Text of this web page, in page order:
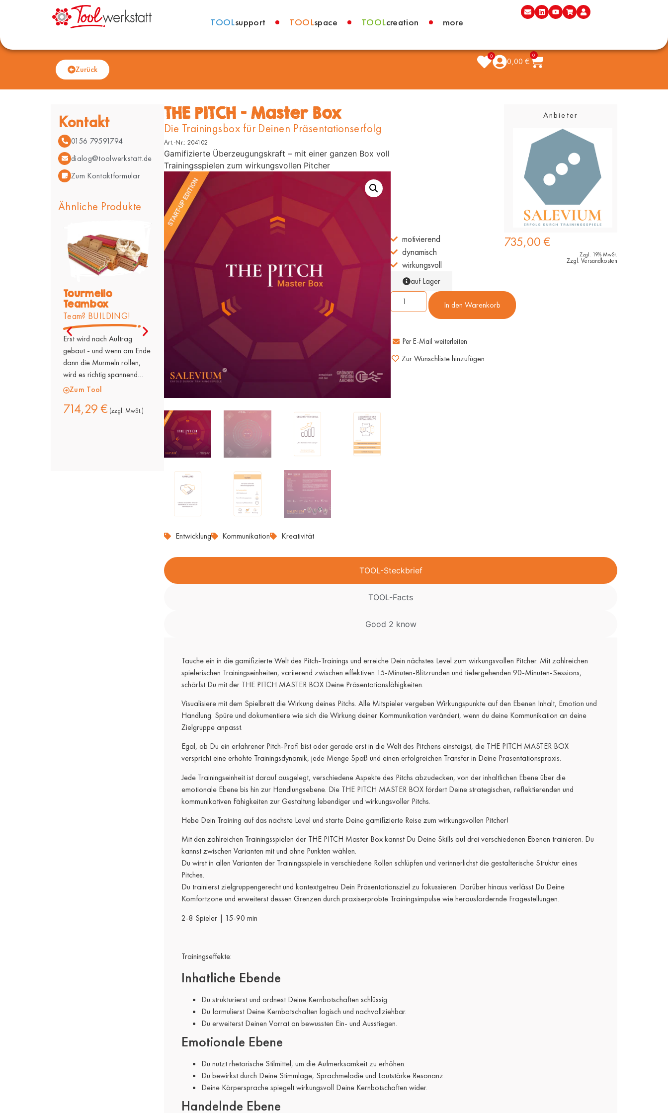
TOOLsupport TOOLspace TOOLcreation more
Zurück
0
0,00€
0
Kontakt
0156 79591794
dialog@toolwerkstatt.de
Zum Kontaktformular
Ähnliche Produkte
Tourmello
Teambox
Team? BUILDING!
Erst wird nach Auftrag
gebaut - und wenn am Ende
dann die Murmeln rollen,
wird es richtig spannend…
Zum Tool
714,29€ (zzgl. MwSt.)
PREMIUM – 3er-Set
Energie und
Konzentration hoch3
Hochwertige und geBALLte
Hand. Flexibel und spontan
einsatzbar.
Zum Tool
20,17 (zzgl. MwSt.)
Klassik – 3er Set
Konzentration im 3er-
Die geBALLte Ladung
Challenge und Emotion - ob
als 1- oder 2- Ball-
Zum Tool
15,00 €(zzgl. MwSt.)
Jonglierbälle
Klassik – 30er
Team-Set
Die flexible TEAM-
Challenge - Aktivierung,
Emotion und Reflexion - ob
120,00
Brückenbau ROT
Gemeinsam Distanzen
Mit dieser Kreativ-Idee von
sich ganz wunderbar
THE PITCH – Master Box
Die Trainingsbox für Deinen Präsentationserfolg
Art.-Nr.: 204102
Gamifizierte Überzeugungskraft – mit einer ganzen Box voll
Trainingsspielen zum wirkungsvollen Pitcher
Entwicklung Kommunikation Kreativität
Anbieter
motivierend
dynamisch
wirkungsvoll
auf Lager
735,00€
Zzgl. 19% MwSt.
Zzgl. Versandkosten
In den Warenkorb
Per E-Mail weiterleiten
Zur Wunschliste hinzufügen
TOOL-Steckbrief
TOOL-Facts
Good 2 know
Tauche ein in die gamifizierte Welt des Pitch-Trainings und erreiche Dein nächstes Level zum wirkungsvollen Pitcher. Mit zahlreichen
spielerischen Trainingseinheiten, variierend zwischen effektiven 15-Minuten-Blitzrunden und tiefergehenden 90-Minuten-Sessions,
schärfst Du mit der THE PITCH MASTER BOX Deine Präsentationsfähigkeiten.
Visualisiere mit dem Spielbrett die Wirkung deines Pitchs. Alle Mitspieler vergeben Wirkungspunkte auf den Ebenen Inhalt, Emotion und
Handlung. Spüre und dokumentiere wie sich die Wirkung deiner Kommunikation verändert, wenn du deine Kommunikation an deine
Zielgruppe anpasst.
Egal, ob Du ein erfahrener Pitch-Profi bist oder gerade erst in die Welt des Pitchens einsteigst, die THE PITCH MASTER BOX
verspricht eine erhöhte Trainingsdynamik, jede Menge Spaß und einen erfolgreichen Transfer in Deine Präsentationspraxis.
Jede Trainingseinheit ist darauf ausgelegt, verschiedene Aspekte des Pitchs abzudecken, von der inhaltlichen Ebene über die
emotionale Ebene bis hin zur Handlungsebene. Die THE PITCH MASTER BOX fördert Deine strategischen, reflektierenden und
kommunikativen Fähigkeiten zur Gestaltung lebendiger und wirkungsvoller Pitchs.
Hebe Dein Training auf das nächste Level und starte Deine gamifizierte Reise zum wirkungsvollen Pitcher!
Mit den zahlreichen Trainingsspielen der THE PITCH Master Box kannst Du Deine Skills auf drei verschiedenen Ebenen trainieren. Du
kannst zwischen Varianten mit und ohne Punkten wählen.
Du wirst in allen Varianten der Trainingsspiele in verschiedene Rollen schlüpfen und verinnerlichst die gestalterische Struktur eines
Pitches.
Du trainierst zielgruppengerecht und kontextgetreu Dein Präsentationsziel zu fokussieren. Darüber hinaus verlässt Du Deine
Komfortzone und erweiterst dessen Grenzen durch praxiserprobte Trainingsimpulse wie herausfordernde Fragestellungen.
2-8 Spieler | 15-90 min
Trainingseffekte:
Inhatliche Ebende
Du strukturierst und ordnest Deine Kernbotschaften schlüssig.
Du formulierst Deine Kernbotschaften logisch und nachvollziehbar.
Du erweiterst Deinen Vorrat an bewussten Ein- und Ausstiegen.
Emotionale Ebene
Du nutzt rhetorische Stilmittel, um die Aufmerksamkeit zu erhöhen.
Du bewirkst durch Deine Stimmlage, Sprachmelodie und Lautstärke Resonanz.
Deine Körpersprache spiegelt wirkungsvoll Deine Kernbotschaften wider.
Handelnde Ebene